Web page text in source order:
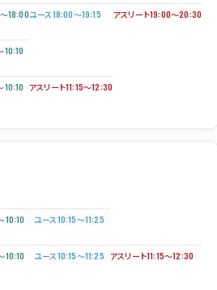
18:00ユース18:00〜19:15 アスリート19:00〜20:30
10:10
10:10 アスリート11:15〜12:30
10:10 ユース10:15〜11:25
10:10 ユース10:15〜11:25 アスリート11:15〜12:30